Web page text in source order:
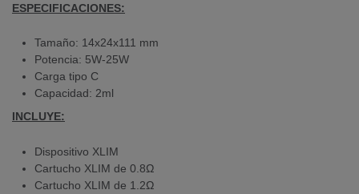
ESPECIFICACIONES:
Tamaño: 14x24x111 mm
Potencia: 5W-25W
Carga tipo C
Capacidad: 2ml
INCLUYE:
Dispositivo XLIM
Cartucho XLIM de 0.8Ω
Cartucho XLIM de 1.2Ω